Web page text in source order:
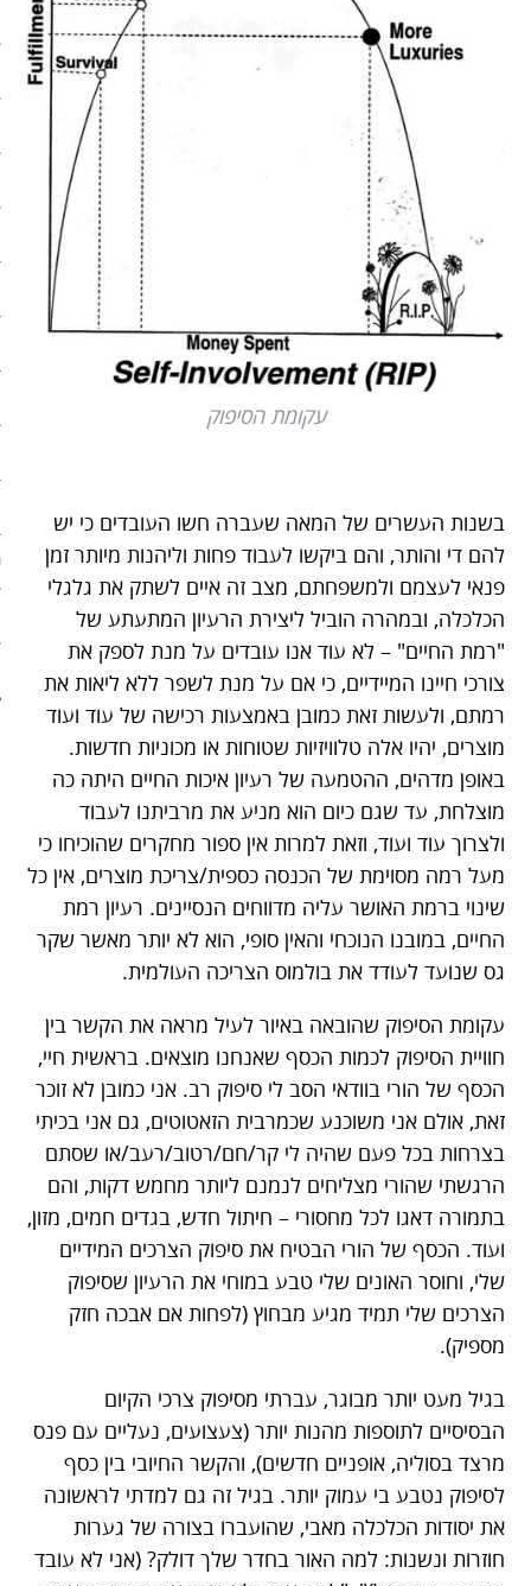
קיצור תולדות הזמן
רק לא רשת
חג השוטטות
יום ההתנתקות הבינלאומי
ארכיון
ספרים מומלצים – רשימה
ספרים מומלצים – רשימה שניה
עקומת הסיפוק
בשנות העשרים של המאה שעברה חשו העובדים כי יש
להם די והותר, והם ביקשו לעבוד פחות וליהנות מיותר זמן
פנאי לעצמם ולמשפחתם, מצב זה איים לשתק את גלגלי
הכלכלה, ובמהרה הוביל ליצירת הרעיון המתעתע של
"רמת החיים" – לא עוד אנו עובדים על מנת לספק את
צורכי חיינו המיידיים, כי אם על מנת לשפר ללא ליאות את
רמתם, ולעשות זאת כמובן באמצעות רכישה של עוד ועוד
מוצרים, יהיו אלה טלוויזיות שטוחות או מכוניות חדשות.
באופן מדהים, ההטמעה של רעיון איכות החיים היתה כה
מוצלחת, עד שגם כיום הוא מניע את מרביתנו לעבוד
ולצרוך עוד ועוד, וזאת למרות אין ספור מחקרים שהוכיחו כי
מעל רמה מסוימת של הכנסה כספית/צריכת מוצרים, אין כל
שינוי ברמת האושר עליה מדווחים הנסיינים. רעיון רמת
החיים, במובנו הנוכחי והאין סופי, הוא לא יותר מאשר שקר
גס שנועד לעודד את בולמוס הצריכה העולמית.
עקומת הסיפוק שהובאה באיור לעיל מראה את הקשר בין
חוויית הסיפוק לכמות הכסף שאנחנו מוצאים. בראשית חיי,
הכסף של הורי בוודאי הסב לי סיפוק רב. אני כמובן לא זוכר
זאת, אולם אני משוכנע שכמרבית הזאטוטים, גם אני בכיתי
בצרחות בכל פעם שהיה לי קר/חם/רטוב/רעב/או שסתם
הרגשתי שהורי מצליחים לנמנם ליותר מחמש דקות, והם
בתמורה דאגו לכל מחסורי – חיתול חדש, בגדים חמים, מזון,
ועוד. הכסף של הורי הבטיח את סיפוק הצרכים המידיים
שלי, וחוסר האונים שלי טבע במוחי את הרעיון שסיפוק
הצרכים שלי תמיד מגיע מבחוץ (לפחות אם אבכה חזק
מספיק).
בגיל מעט יותר מבוגר, עברתי מסיפוק צרכי הקיום
הבסיסיים לתוספות מהנות יותר (צעצועים, נעליים עם פנס
מרצד בסוליה, אופניים חדשים), והקשר החיובי בין כסף
לסיפוק נטבע בי עמוק יותר. בגיל זה גם למדתי לראשונה
את יסודות הכלכלה מאבי, שהועברו בצורה של גערות
חוזרות ונשנות: למה האור בחדר שלך דולק? (אני לא עובד